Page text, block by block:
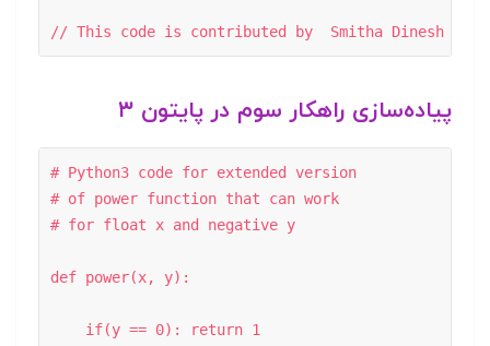
پیاده‌سازی راهکار سوم در پایتون ۳
# Python3 code for extended version
# of power function that can work
# for float x and negative y
def power(x, y):
    if(y == 0): return 1